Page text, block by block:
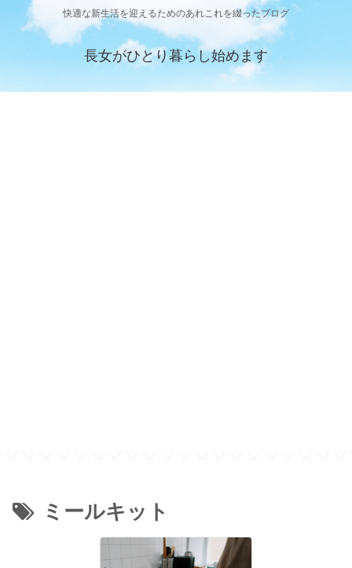
快適な新生活を迎えるためのあれこれを綴ったブログ
長女がひとり暮らし始めます
ミールキット